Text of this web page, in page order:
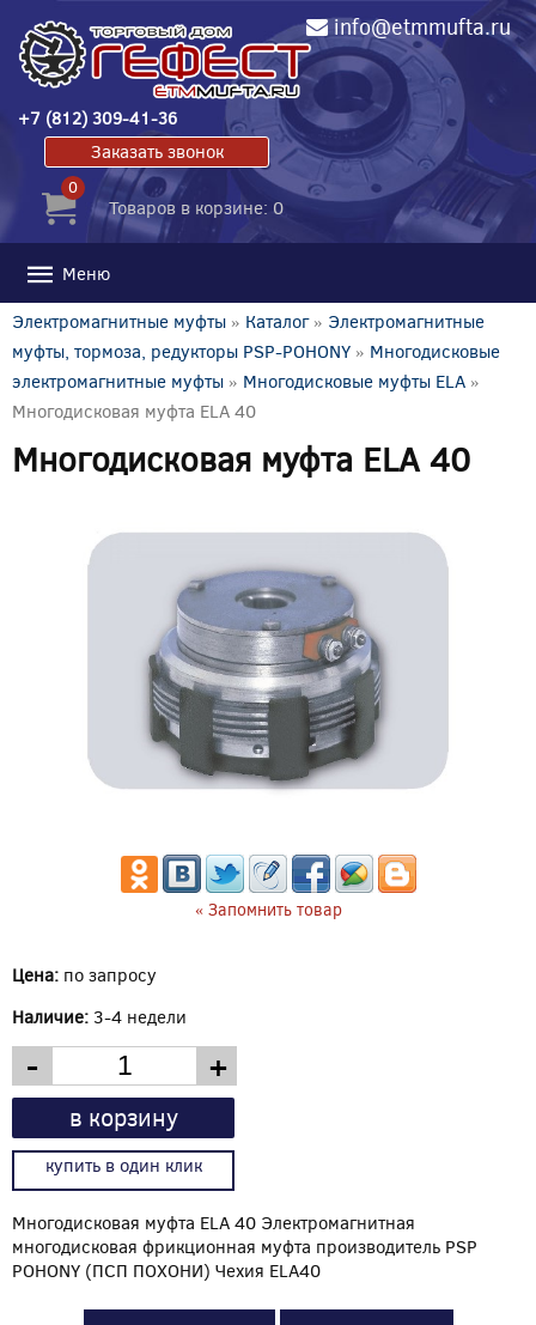
info@etmmufta.ru
+7 (812) 309-41-36
Заказать звонок
0
Товаров в корзине: 0
Меню
Электромагнитные муфты » Каталог» Электромагнитные
муфты, тормоза, редукторы PSP-POHONY » Многодисковые
электромагнитные муфты » Многодисковые муфты ELA »
Многодисковая муфта ELA 40
Многодисковая муфта ELA 40
« Запомнить товар
Цена: по запросу
Наличие: 3-4 недели
- +
в корзину
купить в один клик
Многодисковая муфта ELA 40 Электромагнитная
многодисковая фрикционная муфта производитель PSP
POHONY (ПСП ПОХОНИ) Чехия ELA40